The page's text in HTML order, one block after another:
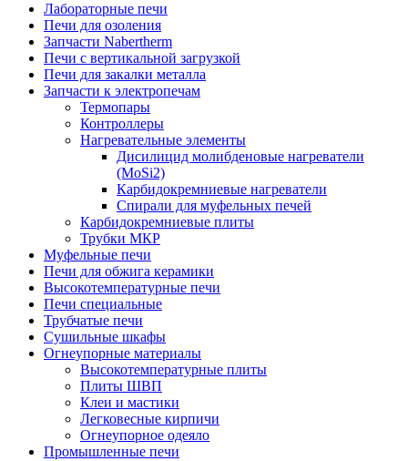
Лабораторные печи
Печи для озоления
Запчасти Nabertherm
Печи с вертикальной загрузкой
Печи для закалки металла
Запчасти к электропечам
Термопары
Контроллеры
Нагревательные элементы
Дисилицид молибденовые нагреватели
(MoSi2)
Карбидокремниевые нагреватели
Спирали для муфельных печей
Карбидокремниевые плиты
Трубки МКР
Муфельные печи
Печи для обжига керамики
Высокотемпературные печи
Печи специальные
Трубчатые печи
Сушильные шкафы
Огнеупорные материалы
Высокотемпературные плиты
Плиты ШВП
Клеи и мастики
Легковесные кирпичи
Огнеупорное одеяло
Промышленные печи